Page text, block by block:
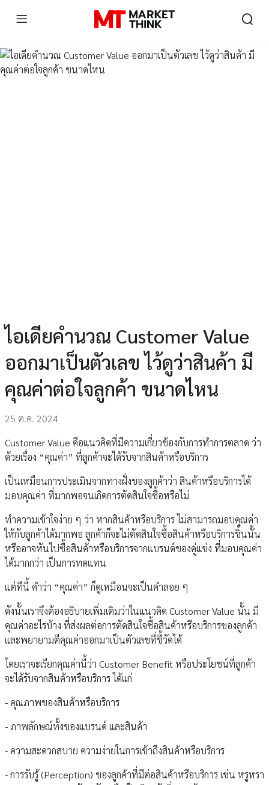
ไอเดียคำนวณ Customer Value
ออกมาเป็นตัวเลข ไว้ดูว่าสินค้า มี
คุณค่าต่อใจลูกค้า ขนาดไหน
25 ต.ค. 2024
Customer Value คือแนวคิดที่มีความเกี่ยวข้องกับการทำการตลาด ว่า
ด้วยเรื่อง “คุณค่า” ที่ลูกค้าจะได้รับจากสินค้าหรือบริการ
เป็นเหมือนการประเมินจากทางฝั่งของลูกค้าว่า สินค้าหรือบริการได้
มอบคุณค่า ที่มากพอจนเกิดการตัดสินใจซื้อหรือไม่
ทำความเข้าใจง่าย ๆ ว่า หากสินค้าหรือบริการ ไม่สามารถมอบคุณค่า
ให้กับลูกค้าได้มากพอ ลูกค้าก็จะไม่ตัดสินใจซื้อสินค้าหรือบริการชิ้นนั้น
หรืออาจหันไปซื้อสินค้าหรือบริการจากแบรนด์ของคู่แข่ง ที่มอบคุณค่า
ได้มากกว่า เป็นการทดแทน
แต่ทีนี้ คำว่า “คุณค่า” ก็ดูเหมือนจะเป็นคำลอย ๆ
ดังนั้นเราจึงต้องอธิบายเพิ่มเติมว่าในแนวคิด Customer Value นั้น มี
คุณค่าอะไรบ้าง ที่ส่งผลต่อการตัดสินใจซื้อสินค้าหรือบริการของลูกค้า
และพยายามตีคุณค่าออกมาเป็นตัวเลขที่ชี้วัดได้
โดยเราจะเรียกคุณค่านี้ว่า Customer Benefit หรือประโยชน์ที่ลูกค้า
จะได้รับจากสินค้าหรือบริการ ได้แก่
- คุณภาพของสินค้าหรือบริการ
- ภาพลักษณ์ทั้งของแบรนด์ และสินค้า
- ความสะดวกสบาย ความง่ายในการเข้าถึงสินค้าหรือบริการ
- การรับรู้ (Perception) ของลูกค้าที่มีต่อสินค้าหรือบริการ เช่น หรูหรา